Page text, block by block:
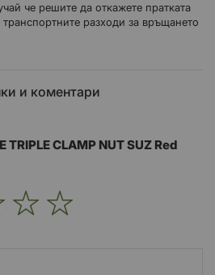
че решите да откажете пратката
разходи за връщането
и коментари
TRIPLE CLAMP NUT SUZ Red